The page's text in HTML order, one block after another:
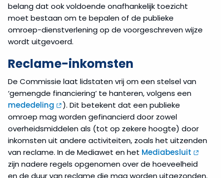
belang dat ook voldoende onafhankelijk toezicht
moet bestaan om te bepalen of de publieke
omroep-dienstverlening op de voorgeschreven wijze
wordt uitgevoerd.
Reclame-inkomsten
De Commissie laat lidstaten vrij om een stelsel van
‘gemengde financiering’ te hanteren, volgens een
mededeling
). Dit betekent dat een publieke
omroep mag worden gefinancierd door zowel
overheidsmiddelen als (tot op zekere hoogte) door
inkomsten uit andere activiteiten, zoals het uitzenden
van reclame. In de Mediawet en het Mediabesluit
zijn nadere regels opgenomen over de hoeveelheid
en de duur van reclame die mag worden uitgezonden.